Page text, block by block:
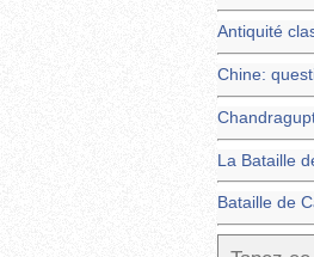
Antiquité
Chine:
La Bataille
Bataille de